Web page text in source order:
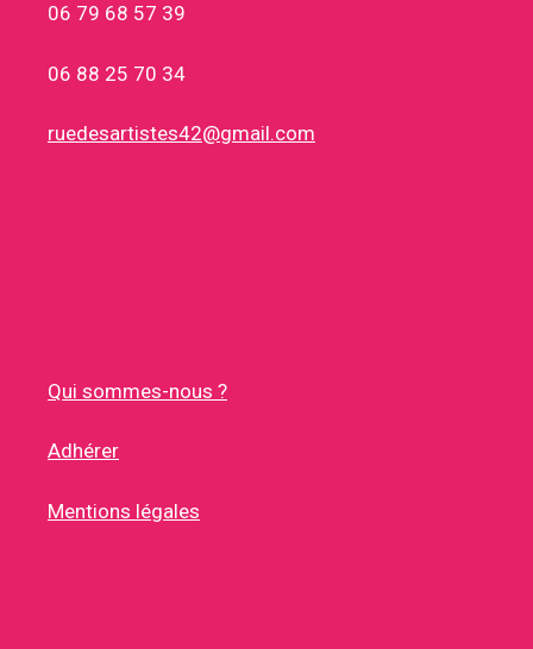
06 79 68 57 39
06 88 25 70 34
ruedesartistes42@gmail.com
Qui sommes-nous ?
Adhérer
Mentions légales